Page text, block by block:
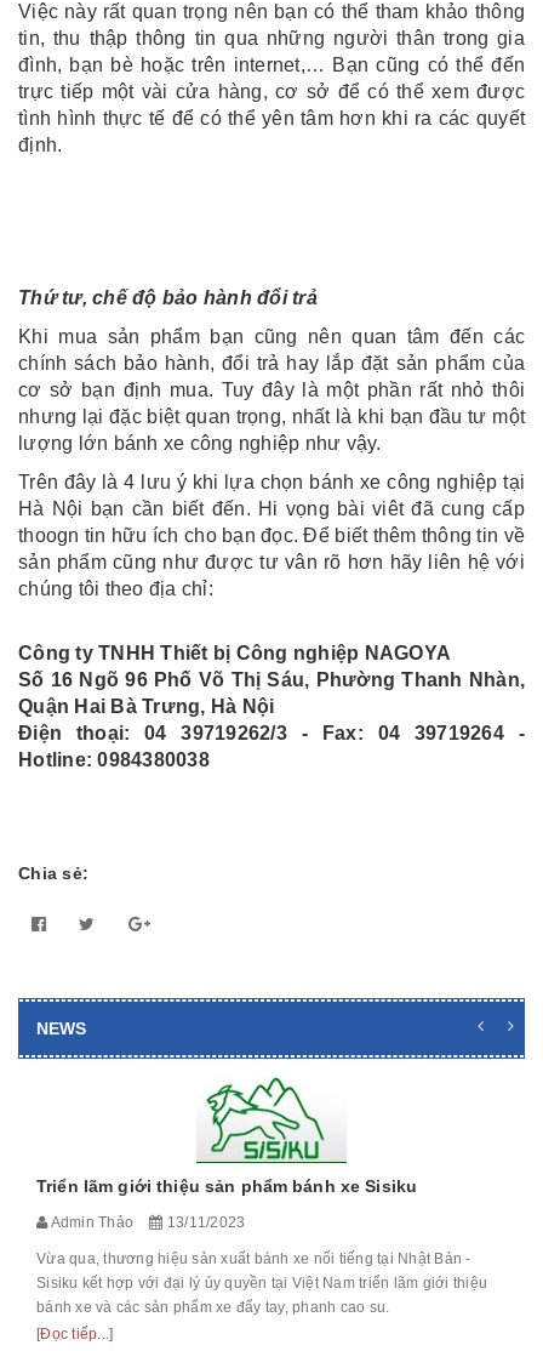
Việc này rất quan trọng nên bạn có thể tham khảo thông
tin, thu thập thông tin qua những người thân trong gia
đình, bạn bè hoặc trên internet,… Bạn cũng có thể đến
trực tiếp một vài cửa hàng, cơ sở để có thể xem được
tình hình thực tế để có thể yên tâm hơn khi ra các quyết
định.
Thứ tư, chế độ bảo hành đổi trả
Khi mua sản phẩm bạn cũng nên quan tâm đến các
chính sách bảo hành, đổi trả hay lắp đặt sản phẩm của
cơ sở bạn định mua. Tuy đây là một phần rất nhỏ thôi
nhưng lại đặc biệt quan trọng, nhất là khi bạn đầu tư một
lượng lớn bánh xe công nghiệp như vậy.
Trên đây là 4 lưu ý khi lựa chọn bánh xe công nghiệp tại
Hà Nội bạn cần biết đến. Hi vọng bài viêt đã cung cấp
thoogn tin hữu ích cho bạn đọc. Để biết thêm thông tin về
sản phẩm cũng như được tư vân rõ hơn hãy liên hệ với
chúng tôi theo địa chỉ:
Công ty TNHH Thiết bị Công nghiệp NAGOYA
Số 16 Ngõ 96 Phố Võ Thị Sáu, Phường Thanh Nhàn,
Quận Hai Bà Trưng, Hà Nội
Điện thoại: 04 39719262/3 - Fax: 04 39719264 -
Hotline: 0984380038
Chia sẻ:
NEWS
Triển lãm giới thiệu sản phẩm bánh xe Sisiku
Admin Thảo 13/11/2023
Vừa qua, thương hiệu sản xuất bánh xe nối tiếng tại Nhật Bản -
Sisiku kết hợp với đại lý ủy quyền tại Việt Nam triển lãm giới thiệu
bánh xe và các sản phẩm xe đẩy tay, phanh cao su.
[Đọc tiếp...]